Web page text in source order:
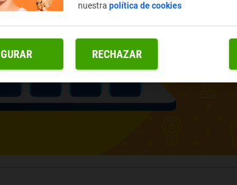
nuestrapolítica de cookies
RECHAZAR